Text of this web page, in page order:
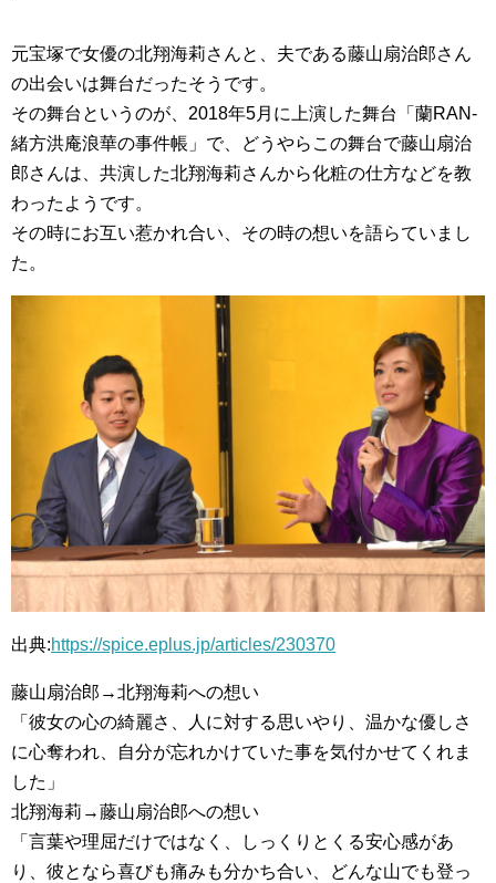
元宝塚で女優の北翔海莉さんと、夫である藤山扇治郎さん
の出会いは舞台だったそうです。
その舞台というのが、2018年5月に上演した舞台「蘭RAN-
緒方洪庵浪華の事件帳」で、どうやらこの舞台で藤山扇治
郎さんは、共演した北翔海莉さんから化粧の仕方などを教
わったようです。
その時にお互い惹かれ合い、その時の想いを語らていまし
た。
出典:https://spice.eplus.jp/articles/230370
藤山扇治郎→北翔海莉への想い
「彼女の心の綺麗さ、人に対する思いやり、温かな優しさ
に心奪われ、自分が忘れかけていた事を気付かせてくれま
した」
北翔海莉→藤山扇治郎への想い
「言葉や理屈だけではなく、しっくりとくる安心感があ
り、彼となら喜びも痛みも分かち合い、どんな山でも登っ